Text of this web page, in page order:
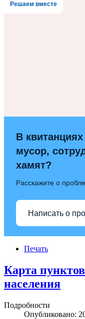
Решаем вместе
В
мусор,
хамят?
Расскажите о
Написать о
Печать
Карта
населения
Подробности
Опубликовано: